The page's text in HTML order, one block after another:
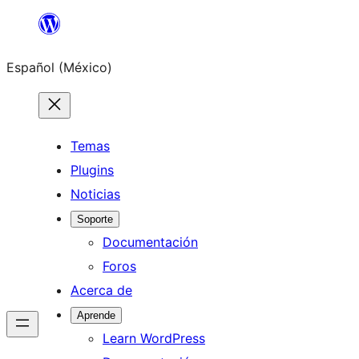
Saltar
contenido
Español (México)
Temas
Plugins
Noticias
Soporte
Documentación
Foros
Acerca de
Aprende
Learn WordPress